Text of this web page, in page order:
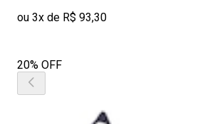
ou 3x de R$ 93,30
20% OFF